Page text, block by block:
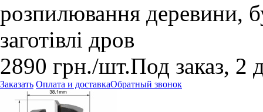
розпилювання деревини,
заготівлі дров
2890 грн./шт.Под заказ, 2
Заказать Оплата и доставкаОбратный звонок